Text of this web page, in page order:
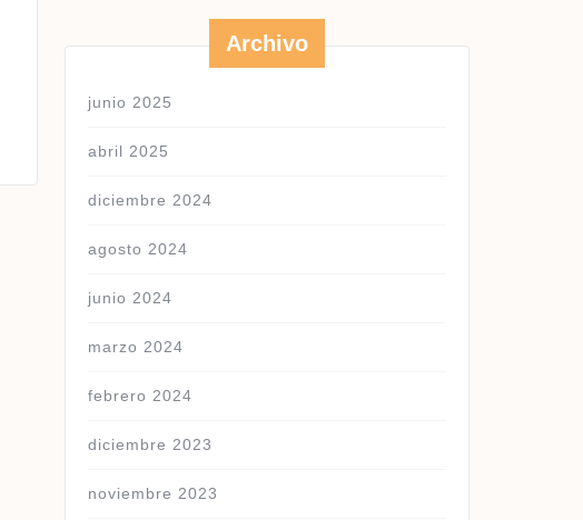
Archivo
junio 2025
abril 2025
diciembre 2024
agosto 2024
junio 2024
marzo 2024
febrero 2024
diciembre 2023
noviembre 2023